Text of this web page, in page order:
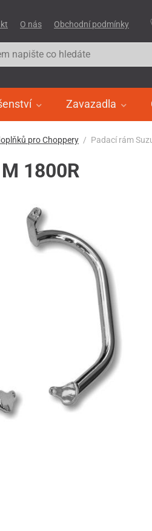
Zavazadla
O nás Obchodní podmínky
pro Choppery Padací rám
1800R